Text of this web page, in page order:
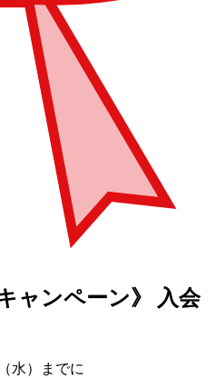
ャンペーン》
入会
水）までに